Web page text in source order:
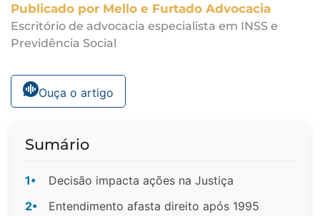
Publicado por Mello e Furtado Advocacia
Escritório de advocacia especialista em INSS e
Previdência Social
Ouça o artigo
Sumário
1•
Decisão impacta ações na Justiça
2•
Entendimento afasta direito após 1995